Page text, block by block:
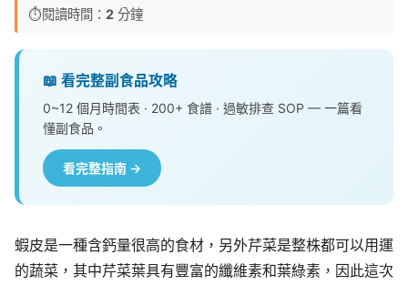
⏱️閱讀時間： 2 分鐘
📖 看完整副食品攻略
0~12 個月時間表 · 200+ 食譜 · 過敏排查 SOP — 一篇看
懂副食品。
看完整指南 →
蝦皮是一種含鈣量很高的食材，另外芹菜是整株都可以用運
的蔬菜，其中芹菜葉具有豐富的纖維素和葉綠素，因此這次